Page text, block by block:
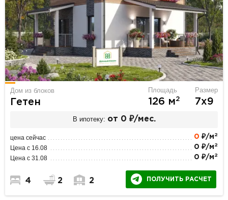
Дом из блоков
Гетен
Площадь
126 м2
Размер
7х9
В ипотеку: от 0 ₽/мес.
цена сейчас 0 ₽/м 2
Цена с 16.08 0 ₽/м 2
Цена с 31.08 0 ₽/м 2
4 2 2 ПОЛУЧИТЬ РАСЧЕТ